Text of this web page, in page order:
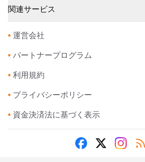
関連サービス
• 運営会社
• パートナープログラム
• 利用規約
• プライバシーポリシー
• 資金決済法に基づく表示